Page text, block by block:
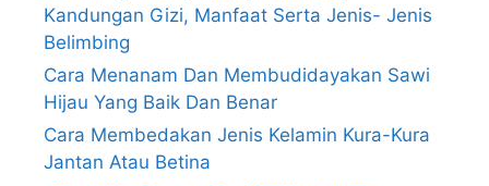
Kandungan Gizi, Manfaat Serta Jenis- Jenis
Belimbing
Cara Menanam Dan Membudidayakan Sawi
Hijau Yang Baik Dan Benar
Cara Membedakan Jenis Kelamin Kura-Kura
Jantan Atau Betina